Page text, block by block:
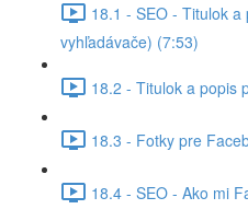
18.1 - SEO - Titulok
vyhľadávače) (7:53)
18.2 - Titulok a popis
18.3 - Fotky pre
18.4 - SEO - Ako mi